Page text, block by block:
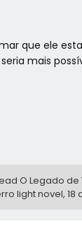
que ele
mais
O Legado
light novel, 18